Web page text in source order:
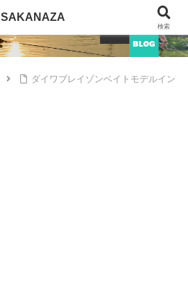
SAKANAZA
ダイワブレイゾンベイトモデルイン
SAKANAZA
検索